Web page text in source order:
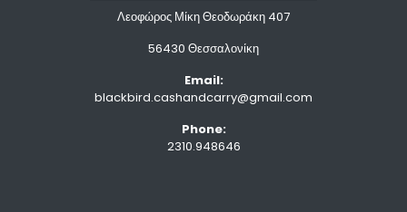
Λεοφώρος Μίκη Θεοδωράκη 407
56430 Θεσσαλονίκη
Email:
blackbird.cashandcarry@gmail.com
Phone:
2310.948646